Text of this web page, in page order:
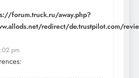
forum.truck.ru/away.php?
redirect/de.trustpilot.com/
pm